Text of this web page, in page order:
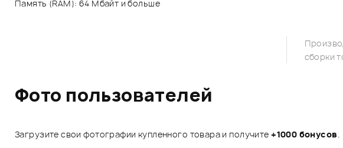
Память (RAM): 64 Мбайт и больше
сборки
Фото пользователей
Загрузите свои фотографии купленного товара и получите+1000 бонусов.